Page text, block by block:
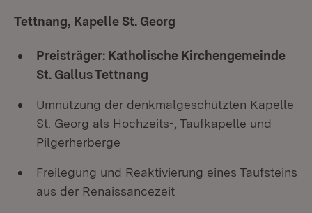
Tettnang, Kapelle St. Georg
Preisträger: Katholische Kirchengemeinde
St. Gallus Tettnang
Umnutzung der denkmalgeschützten Kapelle
St. Georg als Hochzeits-, Taufkapelle und
Pilgerherberge
Freilegung und Reaktivierung eines Taufsteins
aus der Renaissancezeit